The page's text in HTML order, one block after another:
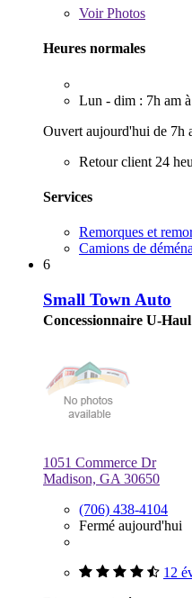
VoirPhotos
Heures normales
Lun - dim : 7h am
Ouvert aujourd'hui de 7h
Retour client 24
Services
Remorques et
Camions de
6
Small Town Auto
Concessionnaire U-
1051 Commerce Dr
Madison, GA 30650
(706) 438-4104
Fermé aujourd'hui
12